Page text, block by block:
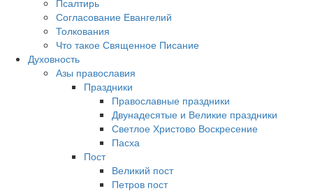
Псалтирь
Согласование Евангелий
Толкования
Что такое Священное Писание
Духовность
Азы православия
Праздники
Православные праздники
Двунадесятые и Великие праздники
Светлое Христово Воскресение
Пасха
Пост
Великий пост
Петров пост